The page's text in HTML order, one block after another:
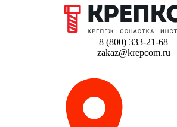
8 (800) 333-21-68
zakaz@krepcom.ru